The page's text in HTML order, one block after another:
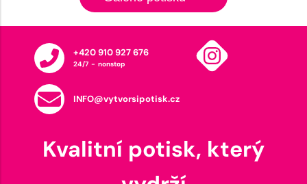
+420 910 927 676
24/7 - nonstop
INFO@vytvorsipotisk.cz
Kvalitní potisk, který